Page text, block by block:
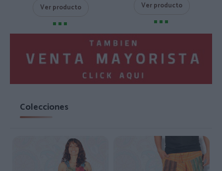
Ver producto Ver producto
Colecciones